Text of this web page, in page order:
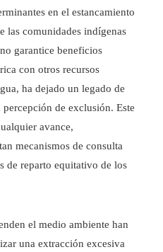
en el estancamiento
las comunidades indígenas
garantice beneficios
con otros recursos
ha dejado un legado de
de exclusión. Este
avance,
mecanismos de consulta
de reparto equitativo de los
el medio ambiente han
una extracción excesiva